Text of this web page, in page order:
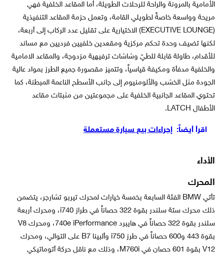
الأمامية بالمرونة والراحة للرحلات الطويلة، أما المقاعد الخلفية فهي
مريحة وواسعة خاصةً لطويلي القامة، وتعمل حزمة المقاعد التنفيذية
(EXECUTIVE LOUNGE) الاختيارية على تقليل عدد الركاب إلى أربعة،
لكنها تضيف وحدة تحكم مركزية ومقعدين خلفيين فرديين مع مساند
للأقدام، طاولة قابلة للطيّ وشاشات ترفيهية مزدوجة، والمقاعد الامامية
والخلفية مدفأة ومكيفة قياسياً، وتتميز مقصورة جميع الطرز بمواد عالية
الجودة مثل الخشب والألومنيوم إلى جانب الأسطح الناعمة المبطنة، كما
تحتوي المقاعد الجانبية الخلفية على مجموعتين من مثبتات مقاعد
الأطفال LATCH.
اقرأ أيضاً: إجراءات بيع سيارة مستعملة
الأداء
المحرك
تأتي BMW الفئة السابعة بخمسة خيارات لمحرك تيربو تشارجر، يتضمن
ذلك محرك ستة سلندر بقوة 322 حصاناً في طراز i740، ومحرك أربعة
سلندر بقوة 322 حصاناً في هايبرد 740e iPerformance، ومحرك V8
بقوة 443 و600 حصاناً في طرز i750 وألبينا B7 على التوالي، ومحرك
V12 بقوة 601 حصان في M760i، وذلك مع ناقل حركة أتوماتيكي